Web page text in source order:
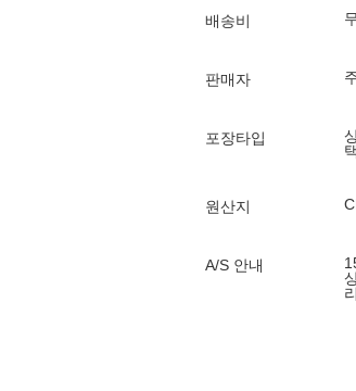
배송비
판매자
포장타입
원산지
A/S 안내